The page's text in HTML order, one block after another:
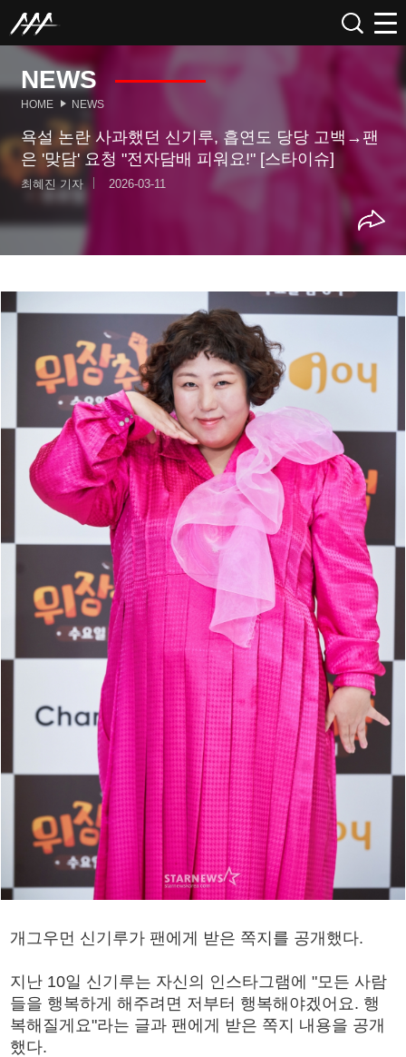
NEWS
HOME NEWS
욕설 논란 사과했던 신기루, 흡연도 당당 고백→팬
은 '맞담' 요청 "전자담배 피워요!" [스타이슈]
최혜진 기자 2026-03-11
개그우먼 신기루가 팬에게 받은 쪽지를 공개했다.
지난 10일 신기루는 자신의 인스타그램에 "모든 사람
들을 행복하게 해주려면 저부터 행복해야겠어요. 행
복해질게요"라는 글과 팬에게 받은 쪽지 내용을 공개
했다.